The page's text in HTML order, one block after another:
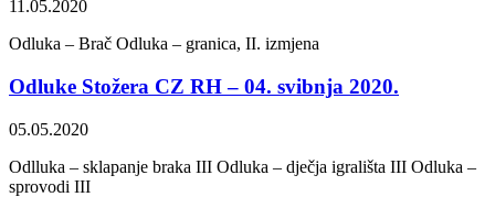
11.05.2020
Odluka – Brač Odluka – granica, II. izmjena
Odluke Stožera CZ RH – 04. svibnja 2020.
05.05.2020
Odlluka – sklapanje braka III Odluka – dječja igrališta III Odluka –
sprovodi III